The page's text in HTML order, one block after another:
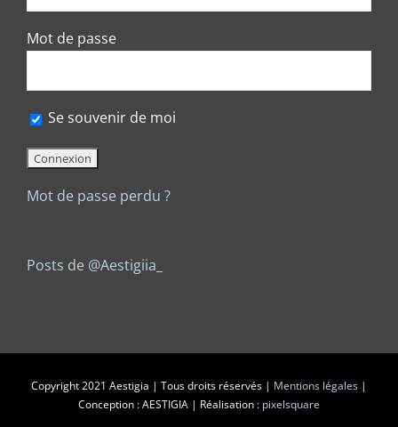
Mot de passe
Se souvenir de moi
Mot de passe perdu ?
Posts de @Aestigiia_
Copyright 2021 Aestigia | Tous droits réservés | Mentions légales |
Conception : AESTIGIA | Réalisation : pixelsquare